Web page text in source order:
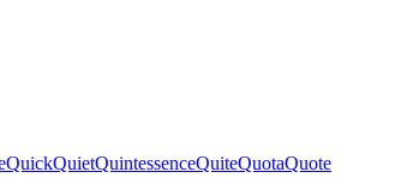
QuickQuietQuintessenceQuiteQuotaQuote